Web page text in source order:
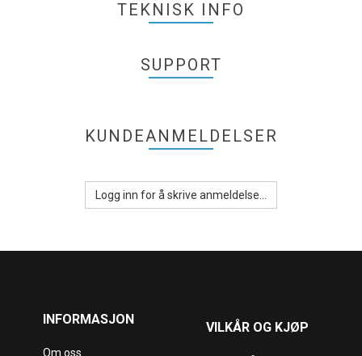
TEKNISK INFO
SUPPORT
KUNDEANMELDELSER
Logg inn for å skrive anmeldelse...
INFORMASJON
Om oss
VILKÅR OG KJØP